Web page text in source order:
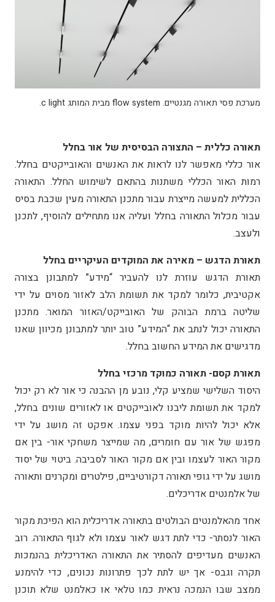
מערכת פסי תאורה מגנטיים. flow system מבית המותג c light.
תאורה כללית – התצורה הבסיסית של אור בחלל
אור כללי מאפשר לנו לראות את האנשים והאובייקטים בחלל.
רמות האור הכללי משתנות בהתאם לשימוש החלל. התאורה
הכללית למעשה מייצרת עבור מתכנן התאורה מעין שכבת בסיס
עבור מכלול התאורה בחלל ועליה אנו מתחילים להוסיף, לתכנן
ולעצב.
תאורת הדגש – מאירה את המוקדים העיקריים בחלל
תאורת הדגש עוזרת לנו להעביר “מידע” למתבונן בצורה
אקטיבית, כלומר למקד את תשומת הלב לאזור מסוים על ידי
שליטה ברמת הבוהק של האובייקט/האזור המואר. מתכנן
התאורה יכול לנתב את “המידע” טוב יותר למתבונן מכיוון שאנו
מדגישים את המידע החשוב בחלל.
תאורת קסם- תאורה כמוקד מרכזי בחלל
היסוד השלישי שמציע קלי, נובע מן ההבנה כי אור לא רק יכול
למקד את תשומת ליבנו לאובייקטים או לאזורים שונים בחלל,
אלא יכול להיות מוקד בפני עצמו. אפקט זה מושג על ידי
מפגש של אור עם חומרים, מה שמייצר משחקי אור- בין אם
מקור האור לעצמו ובין אם מקור האור לסביבה. ביטוי של יסוד
מושג על ידי גופי תאורה דקורטיביים, פילטרים ומקרנים ותאורה
של אלמנטים אדריכלים.
אחד מהאלמנטים הבולטים בתאורה אדריכלית הוא הפיכת מקור
האור לנסתר- כדי לתת דגש לאור עצמו ולא לגוף התאורה. רוב
האנשים מעדיפים להסתיר את התאורה האדריכלית בהנמכות
תקרה וגבס- אך יש לתת לכך פתרונות נכונים, כדי להימנע
ממצב שבו הנמכה נראית כמו טלאי או כאלמנט שלא תוכנן